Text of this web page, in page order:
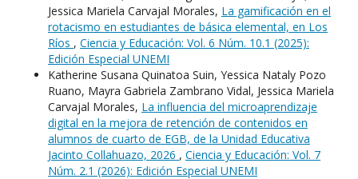
Jessica Mariela Carvajal Morales, La gamificación en el
rotacismo en estudiantes de básica elemental, en Los
Ríos , Ciencia y Educación: Vol. 6 Núm. 10.1 (2025):
Edición Especial UNEMI
Katherine Susana Quinatoa Suin, Yessica Nataly Pozo
Ruano, Mayra Gabriela Zambrano Vidal, Jessica Mariela
Carvajal Morales, La influencia del microaprendizaje
digital en la mejora de retención de contenidos en
alumnos de cuarto de EGB, de la Unidad Educativa
Jacinto Collahuazo, 2026 , Ciencia y Educación: Vol. 7
Núm. 2.1 (2026): Edición Especial UNEMI